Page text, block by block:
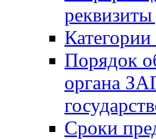
Порядок
органа
Сроки